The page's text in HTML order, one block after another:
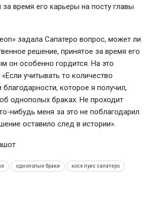
время его карьеры на посту главы
задала Сапатеро вопрос, может ли
решение, принятое за время его
он особенно гордится. На это
учитывать то количество
благодарности, которое я получил,
однополых браках. Не проходит
нибудь меня за это не поблагодарил.
оставило след в истории».
однополые браки хосе луис сапатеро